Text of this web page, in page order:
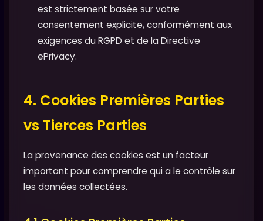
est strictement basée sur votre
consentement explicite, conformément aux
exigences du RGPD et de la Directive
ePrivacy.
4. Cookies Premières Parties
vs Tierces Parties
La provenance des cookies est un facteur
important pour comprendre qui a le contrôle sur
les données collectées.